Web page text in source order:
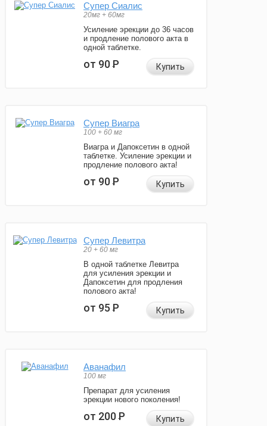
Супер Сиалис
20мг + 60мг
Усиление эрекции до 36 часов
и продление полового акта в
одной таблетке.
от 90Р Купить
Супер Виагра
100 + 60 мг
Виагра и Дапоксетин в одной
таблетке. Усиление эрекции и
продление полового акта!
от 90Р Купить
Супер Левитра
20 + 60 мг
В одной таблетке Левитра
для усиления эрекции и
Дапоксетин для продления
полового акта!
от 95Р Купить
Аванафил
100 мг
Препарат для усиления
эрекции нового поколения!
от 200Р Купить